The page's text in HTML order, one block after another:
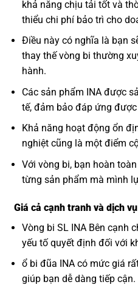
khả năng chịu tải tốt và
thiểu chi phí bảo trì cho
Điều này có nghĩa là bạn
thay thế vòng bi thường
hành.
Các sản phẩm INA được
tế, đảm bảo đáp ứng
Khả năng hoạt động ổn
nghiệt cũng là một điểm
Với vòng bi, bạn hoàn
từng sản phẩm mà mình
Giá cả cạnh tranh và dịch
Vòng bi SL INA Bên cạnh
yếu tố quyết định đối với
ổ bi đũa INA có mức giá
giúp bạn dễ dàng tiếp cận.